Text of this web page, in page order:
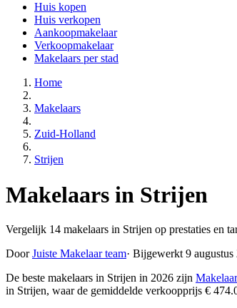
Huis kopen
Huis verkopen
Aankoopmakelaar
Verkoopmakelaar
Makelaars per stad
Home
Makelaars
Zuid-Holland
Strijen
Makelaars in Strijen
Vergelijk 14 makelaars in Strijen op prestaties en
DoorJuiste Makelaar team· Bijgewerkt 9 augustus
De beste makelaars in Strijen in 2026 zijn
in Strijen, waar de gemiddelde verkoopprijs €